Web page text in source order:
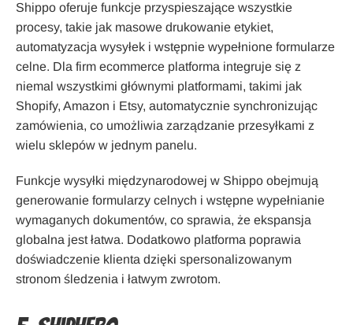
Shippo oferuje funkcje przyspieszające wszystkie
procesy, takie jak masowe drukowanie etykiet,
automatyzacja wysyłek i wstępnie wypełnione formularze
celne. Dla firm ecommerce platforma integruje się z
niemal wszystkimi głównymi platformami, takimi jak
Shopify, Amazon i Etsy, automatycznie synchronizując
zamówienia, co umożliwia zarządzanie przesyłkami z
wielu sklepów w jednym panelu.
Funkcje wysyłki międzynarodowej w Shippo obejmują
generowanie formularzy celnych i wstępne wypełnianie
wymaganych dokumentów, co sprawia, że ekspansja
globalna jest łatwa. Dodatkowo platforma poprawia
doświadczenie klienta dzięki spersonalizowanym
stronom śledzenia i łatwym zwrotom.